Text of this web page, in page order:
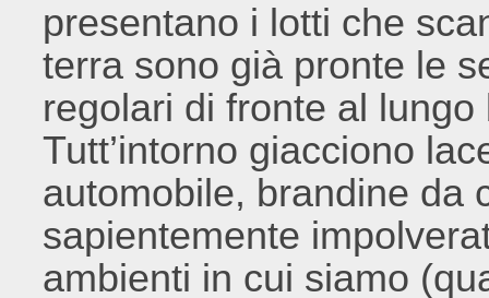
presentano i lotti che
terra sono già pronte le
regolari di fronte al
Tutt’intorno giacciono
automobile, brandine da
sapientemente
ambienti in cui siamo